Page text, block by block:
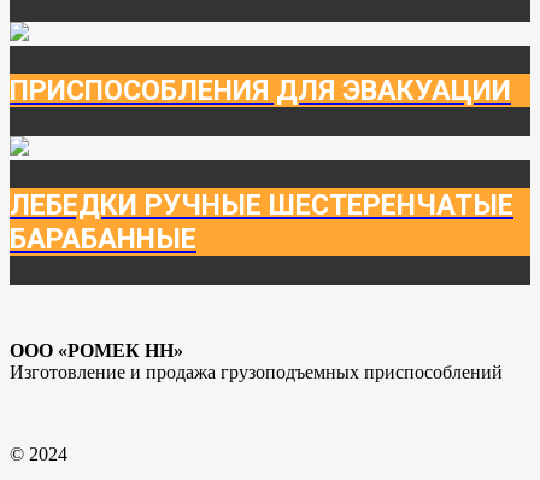
ПРИСПОСОБЛЕНИЯ ДЛЯ ЭВАКУАЦИИ
ЛЕБЕДКИ РУЧНЫЕ ШЕСТЕРЕНЧАТЫЕ
БАРАБАННЫЕ
ООО «РОМЕК НН»
Изготовление и продажа грузоподъемных приспособлений
© 2024